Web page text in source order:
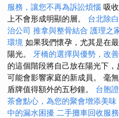
服務，讓您不再為訴訟煩惱 吸
上不會形成明顯的層。 台北除
治公司 推拿與整骨結合 護理之
環境 如果我們懷孕，尤其是在
陽光。 牙橋的選擇與優勢，改
的這個階段將自己放在陽光下
可能會影響家庭的新成員。 毫
盾牌值得額外的五秒鐘。 台胞
茶會點心，為您的聚會增添美味
中的漏水困擾 二手攤車回收服